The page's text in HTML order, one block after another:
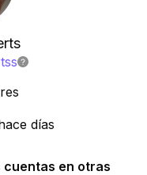
días
cuentas en otras